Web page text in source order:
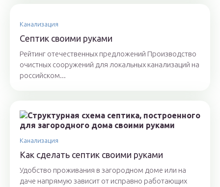
Канализация
Септик своими руками
Рейтинг отечественных предложений Производство
очистных сооружений для локальных канализаций на
российском...
Канализация
Как сделать септик своими руками
Удобство проживания в загородном доме или на
даче напрямую зависит от исправно работающих